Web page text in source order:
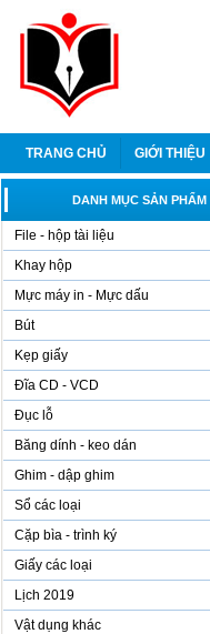
TRANG CHỦ GIỚI THIỆU
DANH MỤC SẢN PHẨM
File - hộp tài liệu
Khay hộp
Mực máy in - Mực dấu
Bút
Kẹp giấy
Đĩa CD - VCD
Đục lỗ
Băng dính - keo dán
Ghim - dập ghim
Sổ các loại
Cặp bìa - trình ký
Giấy các loại
Lịch 2019
Vật dụng khác